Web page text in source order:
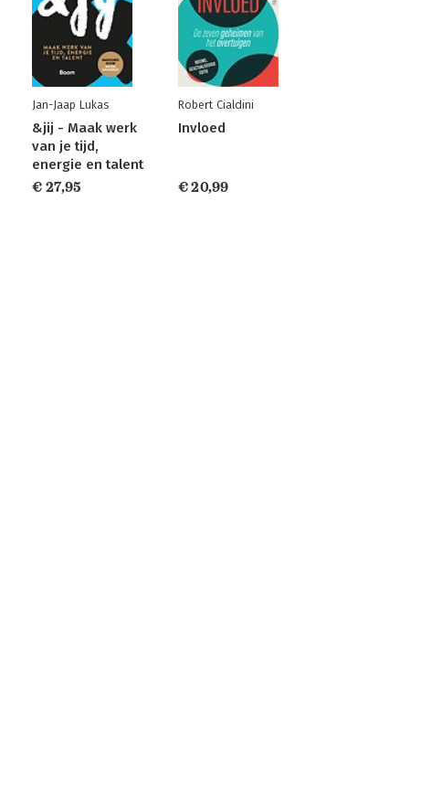
Jan-Jaap Lukas
&jij - Maak werk
van je tijd,
energie en talent
€ 27,95
Robert Cialdini
Invloed
€ 20,99